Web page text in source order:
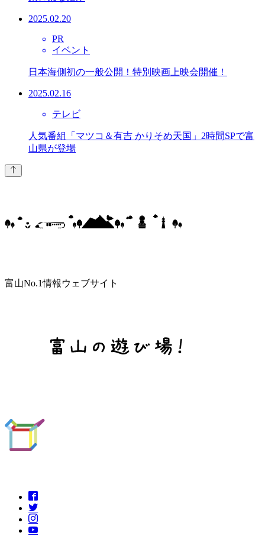
2025.02.20
PR
イベント
日本海側初の一般公開！特別映画上映会開催！
2025.02.16
テレビ
人気番組「マツコ＆有吉 かりそめ天国」2時間SPで富
山県が登場
富山No.1情報ウェブサイト